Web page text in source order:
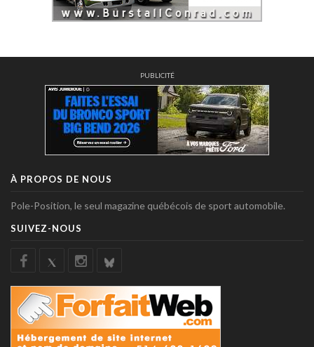
PUBLICITÉ
À PROPOS DE NOUS
Pole-Position, le seul magazine québécois de sport automobile.
SUIVEZ-NOUS